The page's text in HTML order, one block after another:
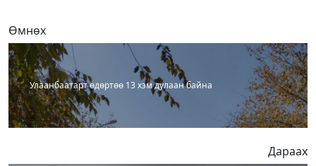
Өмнөх
Улаанбаатарт өдөртөө 13 хэм дулаан байна
Дараах